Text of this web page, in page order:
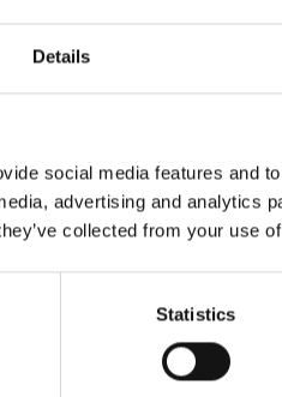
Details
social media features and
advertising and analytics
collected from your use
Statistics
Matter – uusi älykotistandardi